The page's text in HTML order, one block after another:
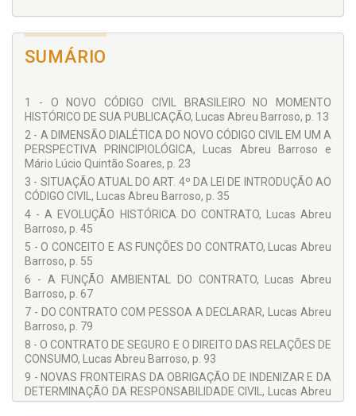
dedicação com que temos desempenhado nosso labor como
professor de direito civil, jamais relegando os projetos que
lhe submetemos para apreciação. Nossa particular gratidão
à Juruá Editora, por levar a público esta ocasião solene.
SUMÁRIO
1 - O NOVO CÓDIGO CIVIL BRASILEIRO NO MOMENTO
HISTÓRICO DE SUA PUBLICAÇÃO, Lucas Abreu Barroso, p. 13
2 - A DIMENSÃO DIALÉTICA DO NOVO CÓDIGO CIVIL EM UM A
PERSPECTIVA PRINCIPIOLÓGICA, Lucas Abreu Barroso e
Mário Lúcio Quintão Soares, p. 23
3 - SITUAÇÃO ATUAL DO ART. 4º DA LEI DE INTRODUÇÃO AO
CÓDIGO CIVIL, Lucas Abreu Barroso, p. 35
4 - A EVOLUÇÃO HISTÓRICA DO CONTRATO, Lucas Abreu
Barroso, p. 45
5 - O CONCEITO E AS FUNÇÕES DO CONTRATO, Lucas Abreu
Barroso, p. 55
6 - A FUNÇÃO AMBIENTAL DO CONTRATO, Lucas Abreu
Barroso, p. 67
7 - DO CONTRATO COM PESSOA A DECLARAR, Lucas Abreu
Barroso, p. 79
8 - O CONTRATO DE SEGURO E O DIREITO DAS RELAÇÕES DE
CONSUMO, Lucas Abreu Barroso, p. 93
9 - NOVAS FRONTEIRAS DA OBRIGAÇÃO DE INDENIZAR E DA
DETERMINAÇÃO DA RESPONSABILIDADE CIVIL, Lucas Abreu
Barroso, p. 111